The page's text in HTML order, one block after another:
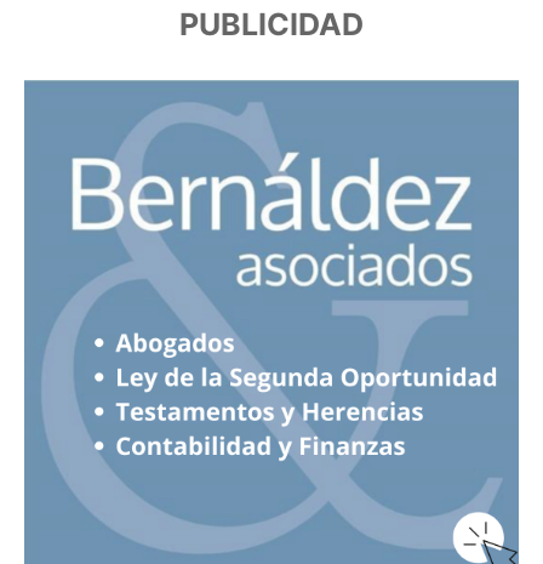
PUBLICIDAD